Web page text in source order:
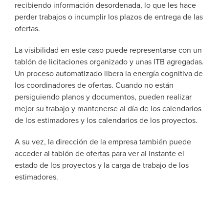
recibiendo información desordenada, lo que les hace
perder trabajos o incumplir los plazos de entrega de las
ofertas.
La visibilidad en este caso puede representarse con un
tablón de licitaciones organizado y unas ITB agregadas.
Un proceso automatizado libera la energía cognitiva de
los coordinadores de ofertas. Cuando no están
persiguiendo planos y documentos, pueden realizar
mejor su trabajo y mantenerse al día de los calendarios
de los estimadores y los calendarios de los proyectos.
A su vez, la dirección de la empresa también puede
acceder al tablón de ofertas para ver al instante el
estado de los proyectos y la carga de trabajo de los
estimadores.